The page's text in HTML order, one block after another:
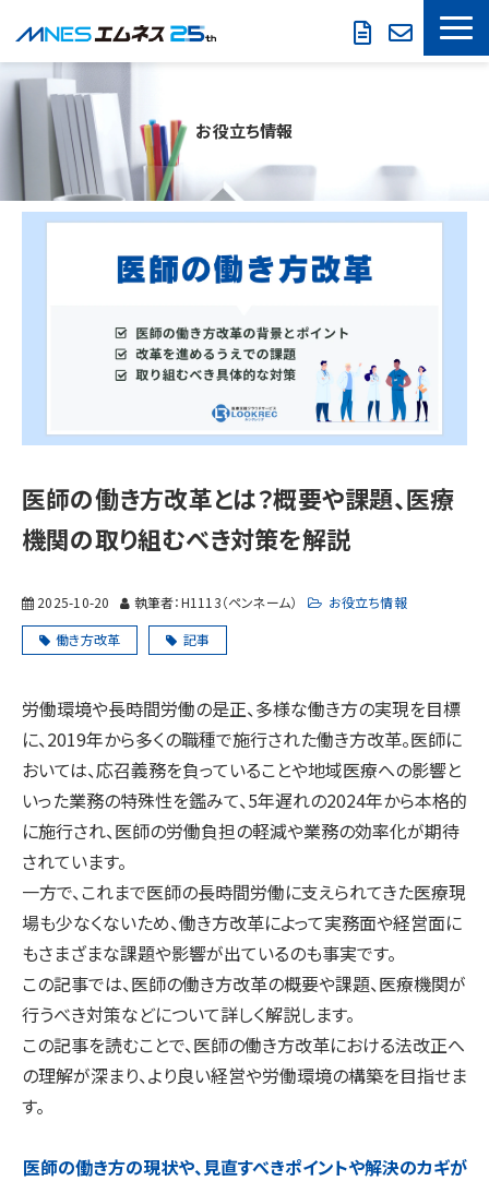
製品・サービス
導入事例
会社概要
お役立ち情報
医師の働き方改革とは？概要や課題、医療
機関の取り組むべき対策を解説
2025-10-20 執筆者：H1113（ペンネーム）
お役立ち情報
働き方改革
記事
労働環境や長時間労働の是正、多様な働き方の実現を目標
に、2019年から多くの職種で施行された働き方改革。医師に
おいては、応召義務を負っていることや地域医療への影響と
いった業務の特殊性を鑑みて、5年遅れの2024年から本格的
に施行され、医師の労働負担の軽減や業務の効率化が期待
されています。
一方で、これまで医師の長時間労働に支えられてきた医療現
場も少なくないため、働き方改革によって実務面や経営面に
もさまざまな課題や影響が出ているのも事実です。
この記事では、医師の働き方改革の概要や課題、医療機関が
行うべき対策などについて詳しく解説します。
この記事を読むことで、医師の働き方改革における法改正へ
の理解が深まり、より良い経営や労働環境の構築を目指せま
す。
医師の働き方の現状や、見直すべきポイントや解決のカギが